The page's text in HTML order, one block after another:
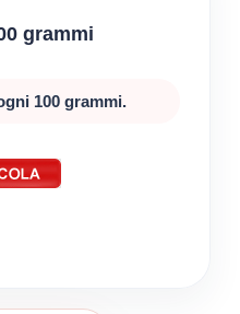
grammi
100 grammi.